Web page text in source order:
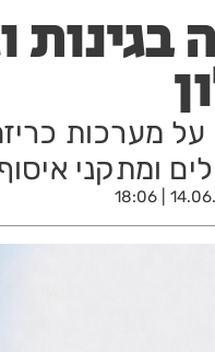
בגינות
מערכות
ומתקני
14.06.26 |